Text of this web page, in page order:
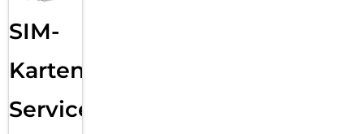
SIM-
Karten
Service: